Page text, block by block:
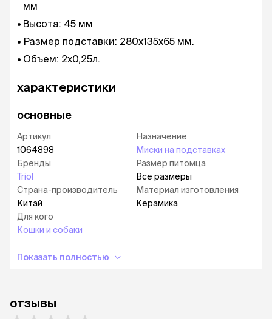
мм
Bысота: 45 мм
Размер подставки: 280x135x65 мм.
Объем: 2x0,25л.
характеристики
основные
Артикул
1064898
Бренды
Triol
Страна-производитель
Китай
Для кого
Кошки и собаки
Назначение
Миски на подставках
Размер питомца
Все размеры
Материал изготовления
Керамика
Показать полностью
отзывы